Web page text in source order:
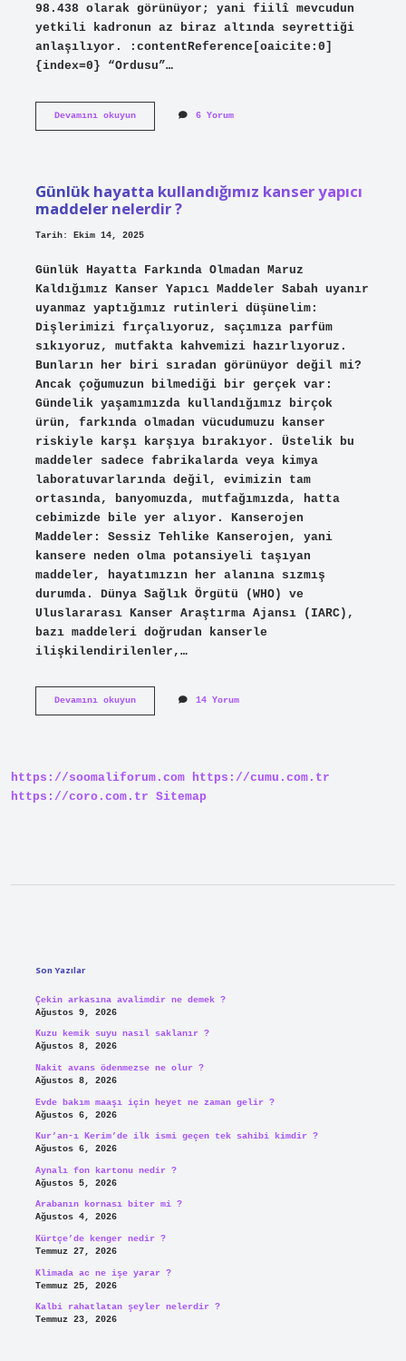
98.438 olarak görünüyor; yani fiilî mevcudun
yetkili kadronun az biraz altında seyrettiği
anlaşılıyor. :contentReference[oaicite:0]
{index=0} “Ordusu”…
Devamını okuyunItalyan
6 Yorum
Günlük hayatta kullandığımız kanser yapıcı
maddeler nelerdir ?
Tarih: Ekim 14, 2025
Günlük Hayatta Farkında Olmadan Maruz
Kaldığımız Kanser Yapıcı Maddeler Sabah uyanır
uyanmaz yaptığımız rutinleri düşünelim:
Dişlerimizi fırçalıyoruz, saçımıza parfüm
sıkıyoruz, mutfakta kahvemizi hazırlıyoruz.
Bunların her biri sıradan görünüyor değil mi?
Ancak çoğumuzun bilmediği bir gerçek var:
Gündelik yaşamımızda kullandığımız birçok
ürün, farkında olmadan vücudumuzu kanser
riskiyle karşı karşıya bırakıyor. Üstelik bu
maddeler sadece fabrikalarda veya kimya
laboratuvarlarında değil, evimizin tam
ortasında, banyomuzda, mutfağımızda, hatta
cebimizde bile yer alıyor. Kanserojen
Maddeler: Sessiz Tehlike Kanserojen, yani
kansere neden olma potansiyeli taşıyan
maddeler, hayatımızın her alanına sızmış
durumda. Dünya Sağlık Örgütü (WHO) ve
Uluslararası Kanser Araştırma Ajansı (IARC),
bazı maddeleri doğrudan kanserle
ilişkilendirilenler,…
Devamını okuyunGünlük
hayatta
nelerdir
14 Yorum
https://soomaliforum.com
https://cumu.com.tr
https://coro.com.tr Sitemap
Son Yazılar
Çekin arkasına avalimdir ne demek ?
Ağustos 9, 2026
Kuzu kemik suyu nasıl saklanır ?
Ağustos 8, 2026
Nakit avans ödenmezse ne olur ?
Ağustos 8, 2026
Evde bakım maaşı için heyet ne zaman gelir ?
Ağustos 6, 2026
Kur’an-ı Kerim’de ilk ismi geçen tek sahibi kimdir ?
Ağustos 6, 2026
Aynalı fon kartonu nedir ?
Ağustos 5, 2026
Arabanın kornası biter mi ?
Ağustos 4, 2026
Kürtçe’de kenger nedir ?
Temmuz 27, 2026
Klimada ac ne işe yarar ?
Temmuz 25, 2026
Kalbi rahatlatan şeyler nelerdir ?
Temmuz 23, 2026